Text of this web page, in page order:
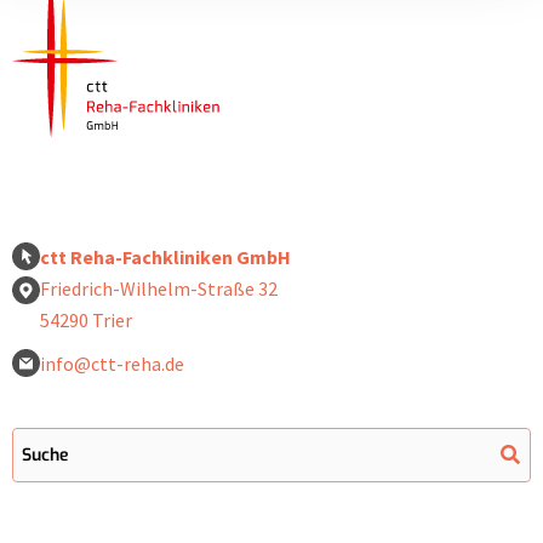
ctt Reha-Fachkliniken GmbH
Friedrich-Wilhelm-Straße 32
54290 Trier
info@ctt-reha.de